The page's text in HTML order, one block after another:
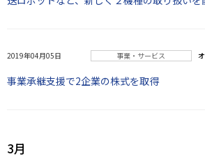
2019年04月05日 事業・サービス
事業承継支援で2企業の株式を取得
3月